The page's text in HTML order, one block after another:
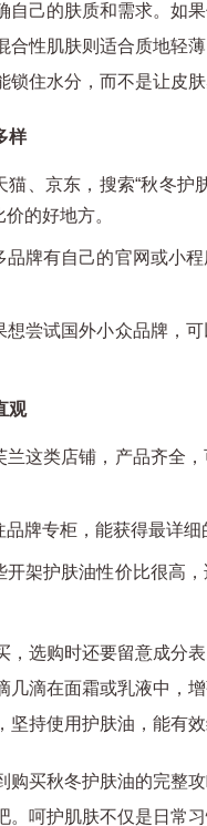
自己的肤质和需求。如
合性肌肤则适合质地轻
住水分，而不是让皮肤
样
猫、京东，搜索“秋冬护
的好地方。
品牌有自己的官网或小
想尝试国外小众品牌，
观
兰这类店铺，产品齐全
品牌专柜，能获得最详细
开架护肤油性价比很高
，选购时还要留意成分
几滴在面霜或乳液中，
坚持使用护肤油，能有
购买秋冬护肤油的完整
。呵护肌肤不仅是日常